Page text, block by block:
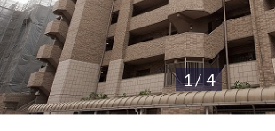
1 / 4